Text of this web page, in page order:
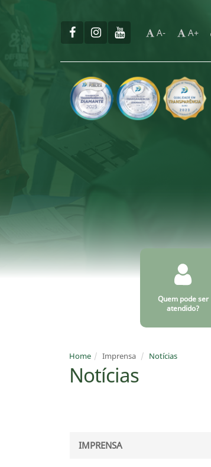
A- A+
Quem pode ser
atendido?
Home Imprensa Notícias
Notícias
IMPRENSA